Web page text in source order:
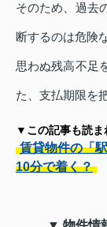
そのため、過去
断するのは危険
思わぬ残高不足
た、支払期限を
▼この記事も読ま
賃貸物件の「
10分で着く？